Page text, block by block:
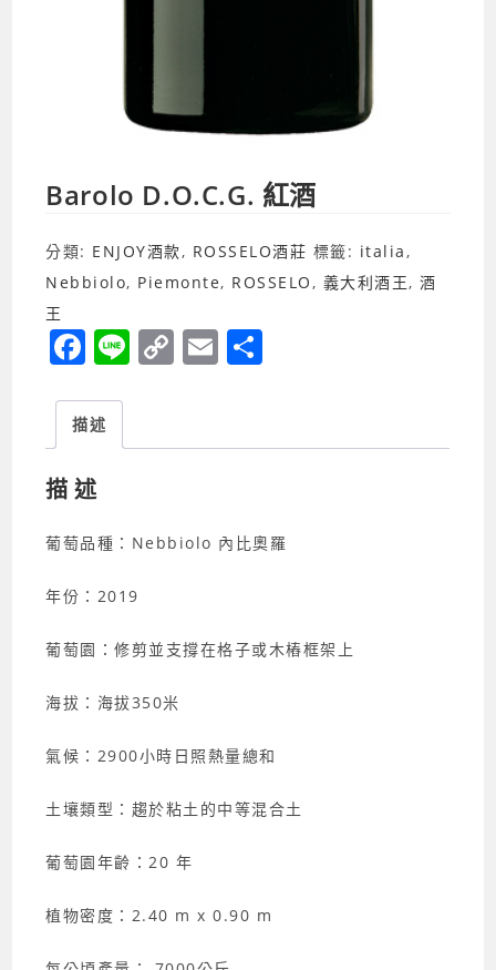
Barolo D.O.C.G. 紅酒
分類: ENJOY酒款, ROSSELO酒莊 標籤: italia,
Nebbiolo, Piemonte, ROSSELO, 義大利酒王,酒
王
F
c
b
o
o
k
Li C
y
n
k
E
l
描述
描述
葡萄品種：Nebbiolo 內比奧羅
年份：2019
葡萄園：修剪並支撐在格子或木樁框架上
海拔：海拔350米
氣候：2900小時日照熱量總和
土壤類型：趨於粘土的中等混合土
葡萄園年齡：20 年
植物密度：2.40 m x 0.90 m